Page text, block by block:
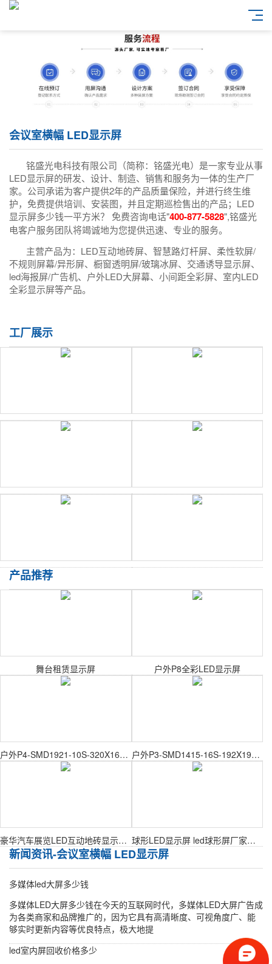
会议室横幅 LED显示屏
铭盛光电科技有限公司（简称：铭盛光电）是一家专业从事
LED显示屏的研发、设计、制造、销售和服务为一体的生产厂
家。公司承诺为客户提供2年的产品质量保险，并进行终生维
护，免费提供培训、安装图，并且定期巡检售出的产品；LED
显示屏多少钱一平方米？ 免费咨询电话"400-877-5828",铭盛光
电客户服务团队将竭诚地为您提供迅速、专业的服务。
主营产品为：LED互动地砖屏、智慧路灯杆屏、柔性软屏/
不规则屏幕/异形屏、橱窗透明屏/玻璃冰屏、交通诱导显示屏、
led海报屏/广告机、户外LED大屏幕、小间距全彩屏、室内LED
全彩显示屏等产品。
工厂展示
产品推荐
舞台租赁显示屏 户外P8全彩LED显示屏
户外P4-SMD1921-10S-320X160mm户外表贴模组 户外P3-SMD1415-16S-192X192mm户外表贴模组
豪华汽车展览LED互动地砖显示大屏（P3.91） 球形LED显示屏 led球形屏厂家定制
新闻资讯-会议室横幅 LED显示屏
多媒体led大屏多少钱
多媒体LED大屏多少钱在今天的互联网时代，多媒体LED大屏广告成
为各类商家和品牌推广的，因为它具有高清晰度、可视角度广、能
够实时更新内容等优良特点，极大地提
led室内屏回收价格多少